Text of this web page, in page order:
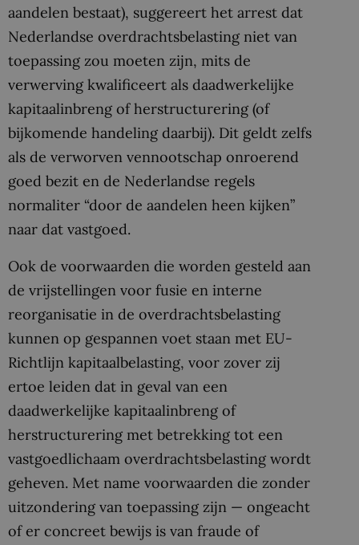
aandelen bestaat), suggereert het arrest dat
Nederlandse overdrachtsbelasting niet van
toepassing zou moeten zijn, mits de
verwerving kwalificeert als daadwerkelijke
kapitaalinbreng of herstructurering (of
bijkomende handeling daarbij). Dit geldt zelfs
als de verworven vennootschap onroerend
goed bezit en de Nederlandse regels
normaliter “door de aandelen heen kijken”
naar dat vastgoed.
Ook de voorwaarden die worden gesteld aan
de vrijstellingen voor fusie en interne
reorganisatie in de overdrachtsbelasting
kunnen op gespannen voet staan met EU-
Richtlijn kapitaalbelasting, voor zover zij
ertoe leiden dat in geval van een
daadwerkelijke kapitaalinbreng of
herstructurering met betrekking tot een
vastgoedlichaam overdrachtsbelasting wordt
geheven. Met name voorwaarden die zonder
uitzondering van toepassing zijn — ongeacht
of er concreet bewijs is van fraude of